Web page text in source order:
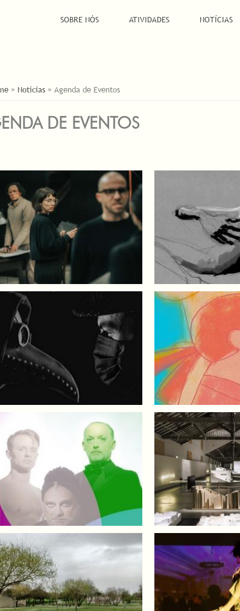
SOBRE NÓS ATIVIDADES NOTÍCIAS
AQUI
» Notícias » Agenda de Eventos
DE EVENTOS